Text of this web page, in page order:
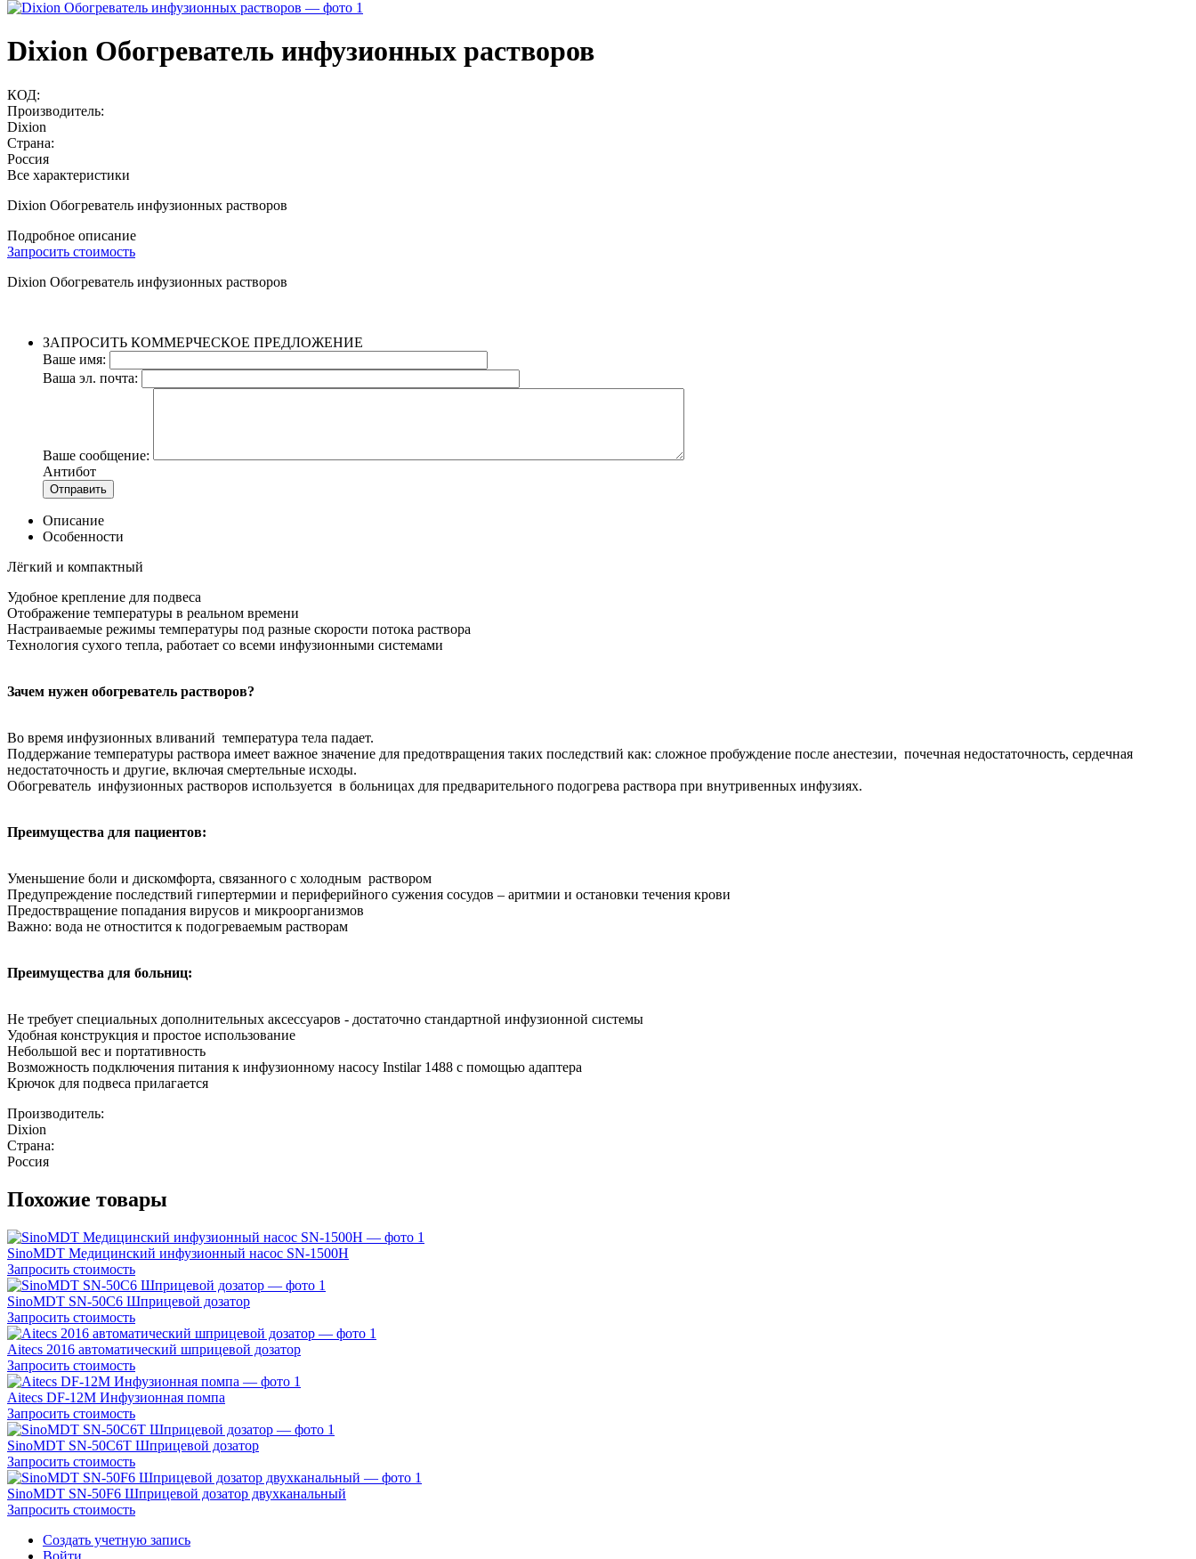
Dixion Обогреватель инфузионных растворов
КОД:
Производитель:
Dixion
Страна:
Россия
Все характеристики
Dixion Обогреватель инфузионных растворов
Подробное описание
Запросить стоимость
Dixion Обогреватель инфузионных растворов
ЗАПРОСИТЬ КОММЕРЧЕСКОЕ ПРЕДЛОЖЕНИЕ
Ваше имя:
Ваша эл. почта:
Ваше сообщение:
Антибот
Отправить
Описание
Особенности
Лёгкий и компактный
Удобное крепление для подвеса
Отображение температуры в реальном времени
Настраиваемые режимы температуры под разные скорости потока раствора
Технология сухого тепла, работает со всеми инфузионными системами
Зачем нужен обогреватель растворов?
Во время инфузионных вливаний температура тела падает.
Поддержание температуры раствора имеет важное значение для предотвращения таких последствий как: сложное пробуждение после анестезии, почечная недостаточность, сердечная
недостаточность и другие, включая смертельные исходы.
Обогреватель инфузионных растворов используется в больницах для предварительного подогрева раствора при внутривенных инфузиях.
Преимущества для пациентов:
Уменьшение боли и дискомфорта, связанного с холодным раствором
Предупреждение последствий гипертермии и периферийного сужения сосудов – аритмии и остановки течения крови
Предоствращение попадания вирусов и микроорганизмов
Важно: вода не отностится к подогреваемым растворам
Преимущества для больниц:
Не требует специальных дополнительных аксессуаров - достаточно стандартной инфузионной системы
Удобная конструкция и простое использование
Небольшой вес и портативность
Возможность подключения питания к инфузионному насосу Instilar 1488 с помощью адаптера
Крючок для подвеса прилагается
Производитель:
Dixion
Страна:
Россия
Похожие товары
SinoMDT Медицинский инфузионный насос SN-1500H
Запросить стоимость
SinoMDT SN-50С6 Шприцевой дозатор
Запросить стоимость
Aitecs 2016 автоматический шприцевой дозатор
Запросить стоимость
Aitecs DF-12M Инфузионная помпа
Запросить стоимость
SinoMDT SN-50С6T Шприцевой дозатор
Запросить стоимость
SinoMDT SN-50F6 Шприцевой дозатор двухканальный
Запросить стоимость
Создать учетную запись
Войти